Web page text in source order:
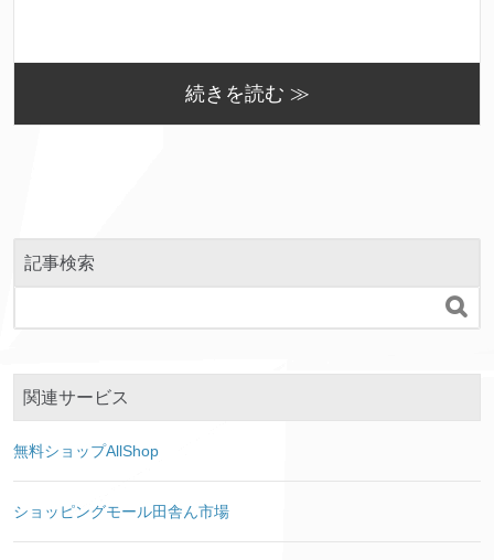
続きを読む ≫
記事検索

関連サービス
無料ショップAllShop
ショッピングモール田舎ん市場